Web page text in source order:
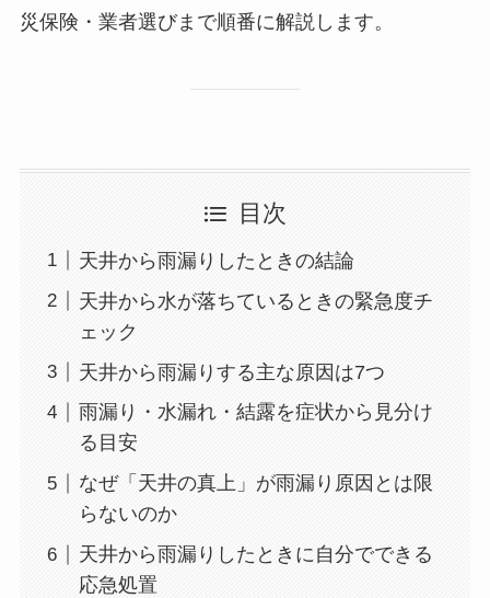
災保険・業者選びまで順番に解説します。
目次
天井から雨漏りしたときの結論
天井から水が落ちているときの緊急度チ
ェック
天井から雨漏りする主な原因は7つ
雨漏り・水漏れ・結露を症状から見分け
る目安
なぜ「天井の真上」が雨漏り原因とは限
らないのか
天井から雨漏りしたときに自分でできる
応急処置